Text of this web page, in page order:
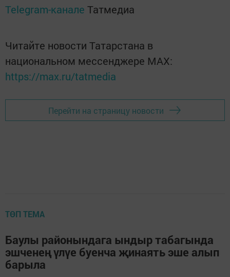
Telegram-канале Татмедиа
Читайте новости Татарстана в
национальном мессенджере MАХ:
https://max.ru/tatmedia
Перейти на страницу новости
ТӨП ТЕМА
Баулы районындага ындыр табагында
эшченең үлүе буенча җинаять эше алып
барыла